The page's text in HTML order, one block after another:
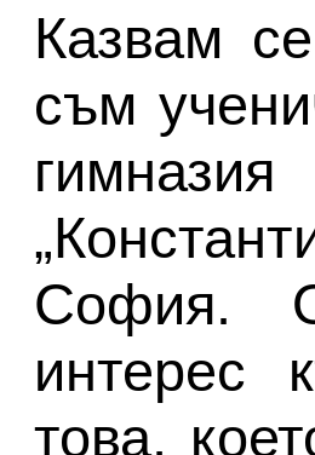
Казвам
съм
София.
интерес
това,